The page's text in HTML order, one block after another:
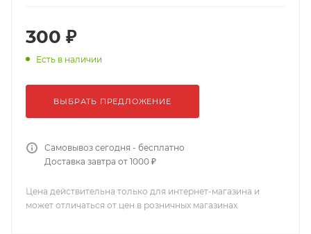
300 ₽
Есть в наличии
ВЫБРАТЬ ПРЕДЛОЖЕНИЕ
Самовывоз сегодня - бесплатно
Доставка завтра от 1000 ₽
Цена действительна только для интернет-магазина и
может отличаться от цен в розничных магазинах